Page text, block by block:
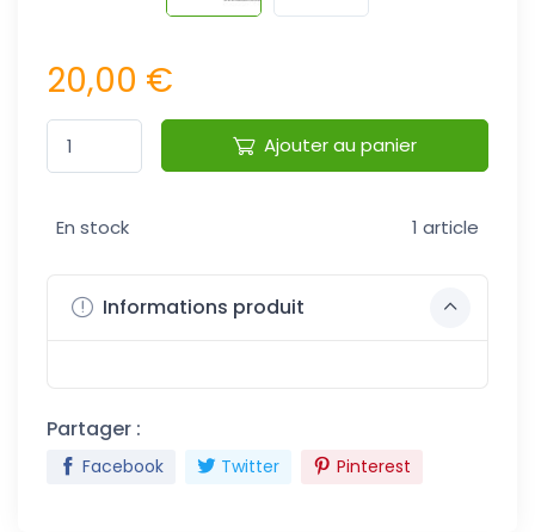
20,00 €
Ajouter au panier
En stock 1 article
Informations produit
Partager :
Facebook Twitter Pinterest